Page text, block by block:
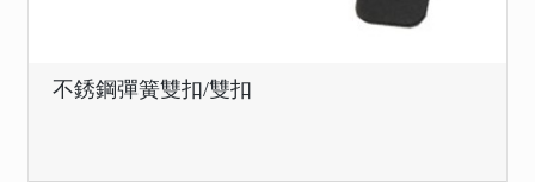
不銹鋼彈簧雙扣/雙扣